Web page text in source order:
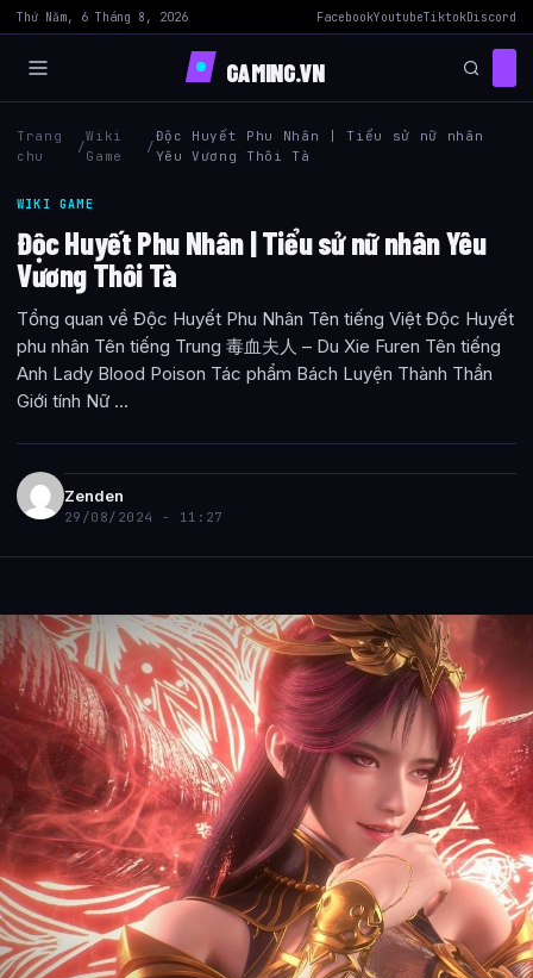
Thứ Năm, 6 Tháng 8, 2026 FacebookYoutubeTiktokDiscord
GAMING.VN
Trang
chu
/
Wiki
Game
/
Độc Huyết Phu Nhân | Tiểu sử nữ nhân
Yêu Vương Thôi Tà
WIKI GAME
Độc Huyết Phu Nhân | Tiểu sử nữ nhân Yêu
Vương Thôi Tà
Tổng quan về Độc Huyết Phu Nhân Tên tiếng Việt Độc Huyết
phu nhân Tên tiếng Trung 毒血夫人 – Du Xie Furen Tên tiếng
Anh Lady Blood Poison Tác phẩm Bách Luyện Thành Thần
Giới tính Nữ ...
Zenden
29/08/2024 - 11:27